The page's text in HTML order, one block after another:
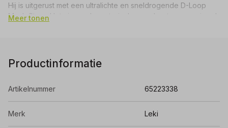
Hij is uitgerust met een ultralichte en sneldrogende D-Loop
Mesh Strap. Het nieuwe lusmateriaal garandeert een maximaal
schuimrubberen grip heeft afgevlakte zijkanten voor een nog
betere geleiding op hoge snelheid. De superlichte shaft met
minimaal gewicht dankzij high-end carbon.
opvouwbaar: ja
Meer tonen
Productinformatie
Artikelnummer 65223338
Merk Leki